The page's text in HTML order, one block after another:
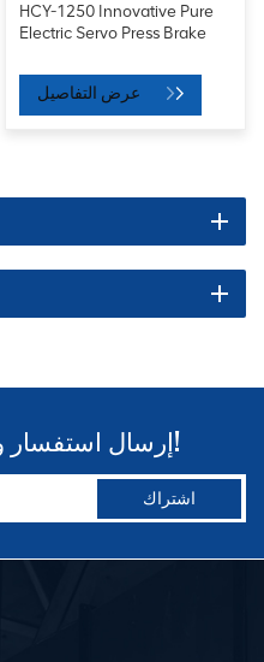
HCY-1250 Innovative Pure
Electric Servo Press Brake
إرسال استفسار والحصول على المعلومات!